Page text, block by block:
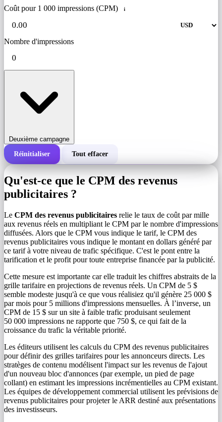
Coût pour 1 000 impressions (CPM) i
Nombre d'impressions
Deuxième campagne
Coût total d'une campagne
Coût pour 1 000 impressions (CPM)
Nombre d'impressions
Réinitialiser Tout effacer
Qu'est-ce que le CPM des revenus
publicitaires ?
Le CPM des revenus publicitaires relie le taux de coût par mille
aux revenus réels en multipliant le CPM par le nombre d'impressions
diffusées. Alors que le CPM vous indique le tarif, le CPM des
revenus publicitaires vous indique le montant en dollars généré par
ce tarif à votre niveau de trafic spécifique. C'est le pont entre la
tarification et le profit pour toute entreprise financée par la publicité.
Cette mesure est importante car elle traduit les chiffres abstraits de la
grille tarifaire en projections de revenus réels. Un CPM de 5 $
semble modeste jusqu'à ce que vous réalisiez qu'il génère 25 000 $
par mois pour 5 millions d'impressions mensuelles. À l’inverse, un
CPM de 15 $ sur un site à faible trafic produisant seulement
50 000 impressions ne rapporte que 750 $, ce qui fait de la
croissance du trafic la véritable priorité.
Les éditeurs utilisent les calculs du CPM des revenus publicitaires
pour définir des grilles tarifaires pour les annonceurs directs. Les
stratèges de contenu modélisent l'impact sur les revenus de l'ajout
d'un nouveau bloc d'annonces (par exemple, un pied de page
collant) en estimant les impressions incrémentielles au CPM existant.
Les équipes de développement commercial utilisent les prévisions de
revenus publicitaires pour projeter le ARR destiné aux présentations
des investisseurs.